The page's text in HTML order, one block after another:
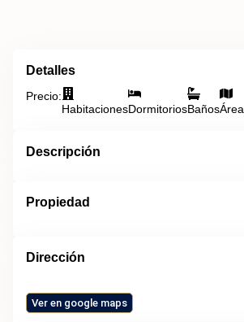
Detalles
Precio:
HabitacionesDormitoriosBañosÁrea
Descripción
Propiedad
Dirección
Ver en google maps